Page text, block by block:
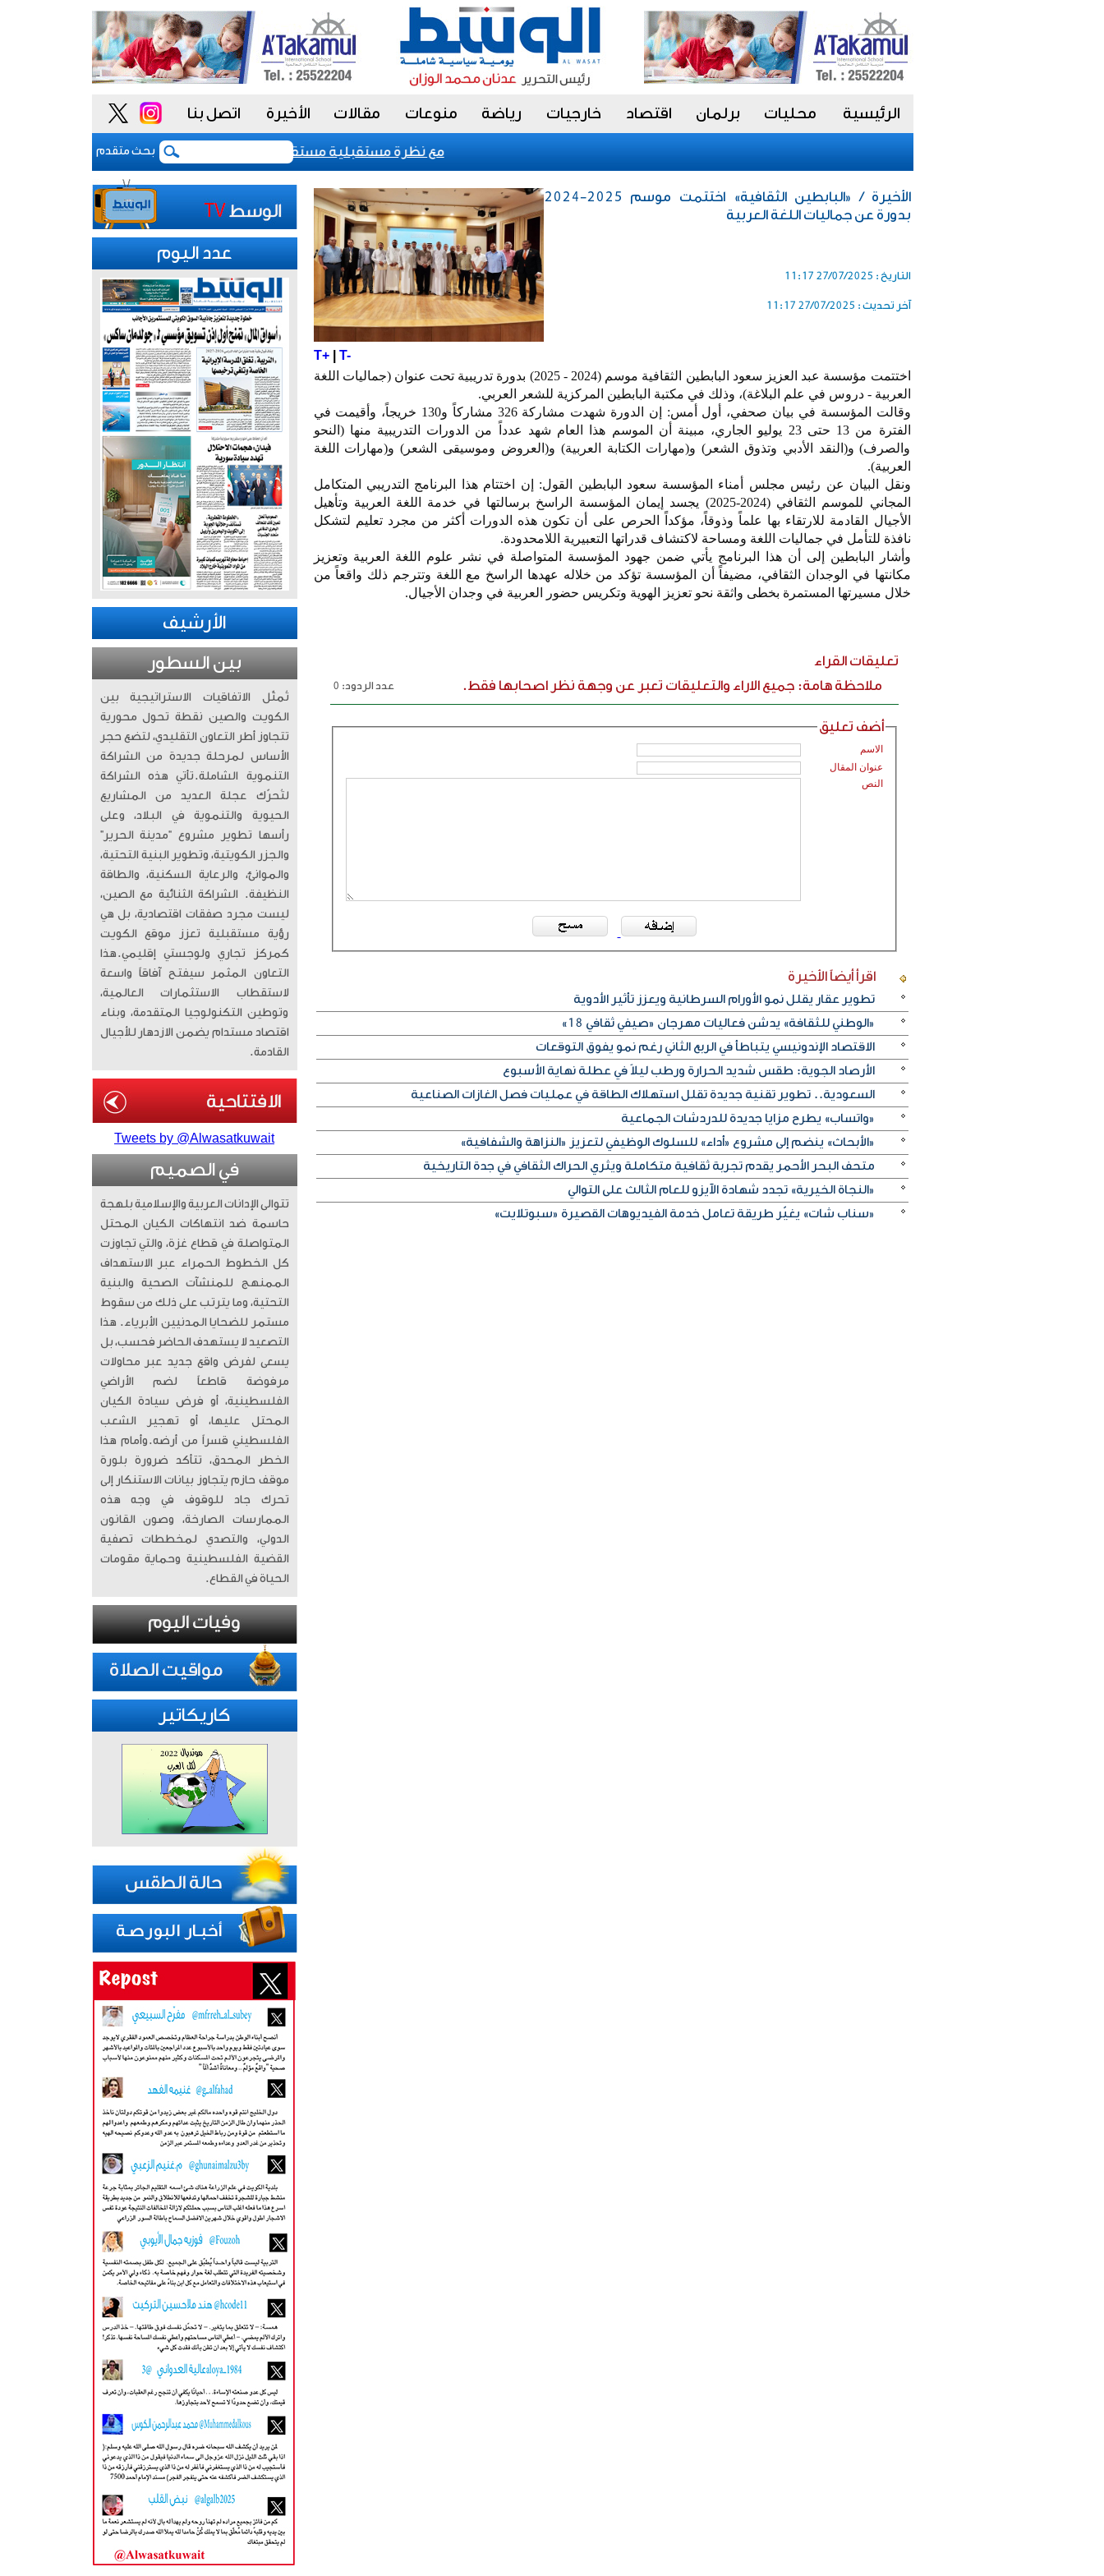
الرئيسية محليات برلمان اقتصاد خارجيات رياضة منوعات مقالات الأخيرة اتصل بنا
بحث متقدم «فيتش» تؤكد التصنيف السيادي للكويت عند «-aa» مع نظرة مستقبلية مستقرة صحيفة إسرائيلية تدعي إطلاق "حزب
الأخيرة / «البابطين الثقافية» اختتمت موسم 2025-2024
بدورة عن جماليات اللغة العربية
التاريخ : 27/07/2025 11:17
آخر تحديث : 27/07/2025 11:17
T+| T-
اختتمت مؤسسة عبد العزيز سعود البابطين الثقافية موسم (2024 - 2025) بدورة تدريبية تحت عنوان (جماليات اللغة
العربية - دروس في علم البلاغة)، وذلك في مكتبة البابطين المركزية للشعر العربي.
وقالت المؤسسة في بيان صحفي، أول أمس: إن الدورة شهدت مشاركة 326 مشاركاً و130 خريجاً، وأقيمت في
الفترة من 13 حتى 23 يوليو الجاري، مبينة أن الموسم هذا العام شهد عدداً من الدورات التدريبية منها (النحو
والصرف) و(النقد الأدبي وتذوق الشعر) و(مهارات الكتابة العربية) و(العروض وموسيقى الشعر) و(مهارات اللغة
العربية).
ونقل البيان عن رئيس مجلس أمناء المؤسسة سعود البابطين القول: إن اختتام هذا البرنامج التدريبي المتكامل
المجاني للموسم الثقافي (2024-2025) يجسد إيمان المؤسسة الراسخ برسالتها في خدمة اللغة العربية وتأهيل
الأجيال القادمة للارتقاء بها علماً وذوقاً، مؤكداً الحرص على أن تكون هذه الدورات أكثر من مجرد تعليم لتشكل
نافذة للتأمل في جماليات اللغة ومساحة لاكتشاف قدراتها التعبيرية اللامحدودة.
وأشار البابطين إلى أن هذا البرنامج يأتي ضمن جهود المؤسسة المتواصلة في نشر علوم اللغة العربية وتعزيز
مكانتها في الوجدان الثقافي، مضيفاً أن المؤسسة تؤكد من خلاله عهدها الراسخ مع اللغة وتترجم ذلك واقعاً من
خلال مسيرتها المستمرة بخطى واثقة نحو تعزيز الهوية وتكريس حضور العربية في وجدان الأجيال.
تعليقات القراء
ملاحظة هامة: جميع الاراء والتعليقات تعبر عن وجهة نظر اصحابها فقط.
عدد الردود: 0
أضف تعليق
الاسم
عنوان المقال
النص
اقرأ أيضاًالأخيرة
تطوير عقار يقلل نمو الأورام السرطانية ويعزز تأثير الأدوية
«الوطني للثقافة» يدشن فعاليات مهرجان «صيفي ثقافي 18»
الاقتصاد الإندونيسي يتباطأ في الربع الثاني رغم نمو يفوق التوقعات
الأرصاد الجوية: طقس شديد الحرارة ورطب ليلاً في عطلة نهاية الأسبوع
السعودية.. تطوير تقنية جديدة تقلل استهلاك الطاقة في عمليات فصل الغازات الصناعية
«واتساب» يطرح مزايا جديدة للدردشات الجماعية
«الأبحاث» ينضم إلى مشروع «أداء» للسلوك الوظيفي لتعزيز «النزاهة والشفافية»
متحف البحر الأحمر يقدم تجربة ثقافية متكاملة ويثري الحراك الثقافي في جدة التاريخية
«النجاة الخيرية» تجدد شهادة الآيزو للعام الثالث على التوالي
«سناب شات» يغيّر طريقة تعامل خدمة الفيديوهات القصيرة «سبوتلايت»
عدد اليوم
الأرشيف
بين السطور
تُمثّل الاتفاقيات الاستراتيجية بين
الكويت والصين نقطة تحول محورية
تتجاوز أطر التعاون التقليدي، لتضع حجر
الأساس لمرحلة جديدة من الشراكة
التنموية الشاملة. ​تأتي هذه الشراكة
لتُحرّك عجلة العديد من المشاريع
الحيوية والتنموية في البلاد، وعلى
رأسها تطوير مشروع “مدينة الحرير”
والجزر الكويتية، وتطوير البنية التحتية،
والموانئ، والرعاية السكنية، والطاقة
النظيفة. الشراكة الثنائية مع الصين،
ليست مجرد صفقات اقتصادية، بل هي
رؤية مستقبلية تعزز موقع الكويت
كمركز تجاري ولوجستي إقليمي. ​هذا
التعاون المثمر سيفتح آفاقاً واسعة
لاستقطاب الاستثمارات العالمية،
وتوطين التكنولوجيا المتقدمة، وبناء
اقتصاد مستدام يضمن الازدهار للأجيال
القادمة.
Tweets by @Alwasatkuwait
في الصميم
تتوالى الإدانات العربية والإسلامية بلهجة
حاسمة ضد انتهاكات الكيان المحتل
المتواصلة في قطاع غزة، والتي تجاوزت
كل الخطوط الحمراء عبر الاستهداف
الممنهج للمنشآت الصحية والبنية
التحتية، وما يترتب على ذلك من سقوط
مستمر للضحايا المدنيين الأبرياء. ​ هذا
التصعيد لا يستهدف الحاضر فحسب، بل
يسعى لفرض واقع جديد عبر محاولات
مرفوضة قاطعاً لضم الأراضي
الفلسطينية، أو فرض سيادة الكيان
المحتل عليها، أو تهجير الشعب
الفلسطيني قسراً من أرضه. ​وأمام هذا
الخطر المحدق، تتأكد ضرورة بلورة
موقف حازم يتجاوز بيانات الاستنكار إلى
تحرك جاد للوقوف في وجه هذه
الممارسات الصارخة، وصون القانون
الدولي، والتصدي لمخططات تصفية
القضية الفلسطينية وحماية مقومات
الحياة في القطاع.
كاريكاتير